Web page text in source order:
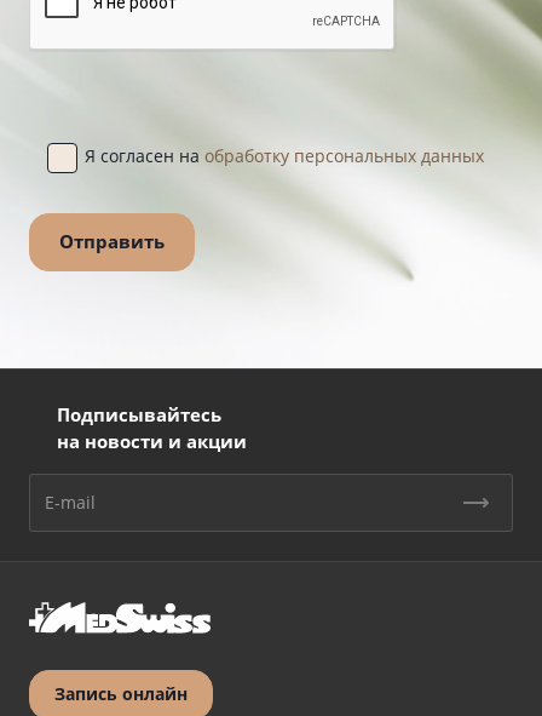
Я согласен на обработку персональных данных
Подписывайтесь
на новости и акции
Запись онлайн